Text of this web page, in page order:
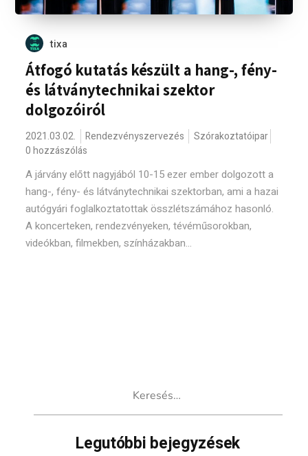
tixa
Átfogó kutatás készült a hang-, fény-
és látványtechnikai szektor
dolgozóiról
2021.03.02. Rendezvényszervezés
Szórakoztatóipar
0 hozzászólás
A járvány előtt nagyjából 10-15 ezer ember dolgozott a
hang-, fény- és látványtechnikai szektorban, ami a hazai
autógyári foglalkoztatottak összlétszámához hasonló.
A koncerteken, rendezvényeken, tévéműsorokban,
videókban, filmekben, színházakban...
Legutóbbi bejegyzések